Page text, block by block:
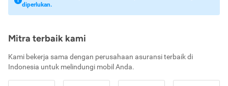
diperlukan.
Mitra terbaik kami
Kami bekerja sama dengan perusahaan asuransi terbaik di
Indonesia untuk melindungi mobil Anda.